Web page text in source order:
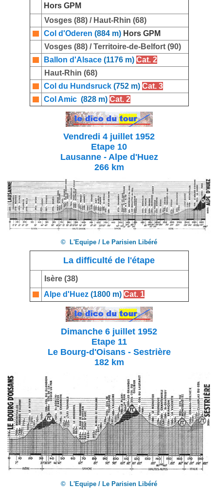
Hors GPM
Vosges (88) / Haut-Rhin (68)
Col d'Oderen (884 m) Hors GPM
Vosges (88) / Territoire-de-Belfort (90)
Ballon d'Alsace(1176 m) Cat. 2
Haut-Rhin (68)
Col du Hundsruck(752 m) Cat. 3
Col Amic(828 m) Cat. 2
Vendredi 4 juillet 1952
Etape 10
Lausanne - Alpe d'Huez
266 km
© L'Equipe / Le Parisien Libéré
La difficulté de l'étape
Isère (38)
Alpe d'Huez(1800 m) Cat. 1
Dimanche 6 juillet 1952
Etape 11
Le Bourg-d'Oisans - Sestrière
182 km
© L'Equipe / Le Parisien Libéré